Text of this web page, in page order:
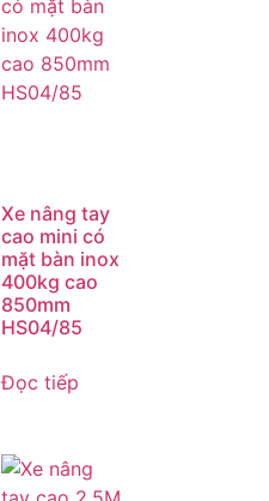
Xe nâng tay
cao mini có
mặt bàn inox
400kg cao
850mm
HS04/85
Đọc tiếp